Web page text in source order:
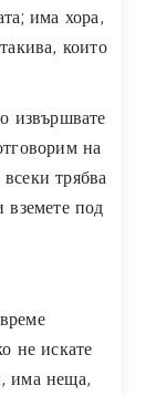
има хора,
които
извършвате
на
трябва
вземете под
не искате
има неща,